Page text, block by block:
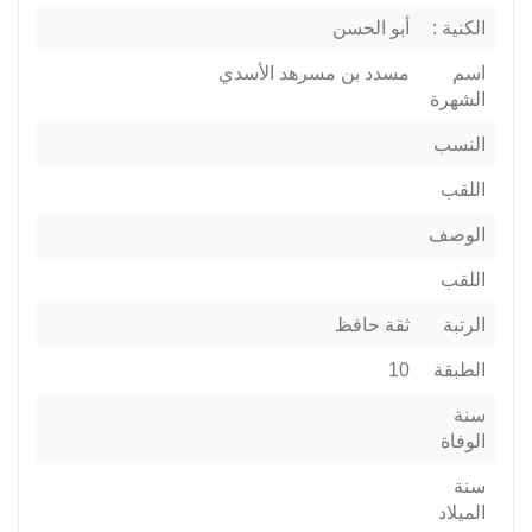
الكنية : أبو الحسن
اسم
الشهرة
مسدد بن مسرهد الأسدي
النسب
اللقب
الوصف
اللقب
الرتبة ثقة حافظ
الطبقة 10
سنة
الوفاة
سنة
الميلاد